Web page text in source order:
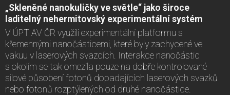
„Skleněné nanokuličky ve světle“ jako široce
laditelný nehermitovský experimentální systém
V ÚPT AV ČR využili experimentální platformu s
křemennými nanočásticemi, které byly zachycené ve
vakuu v laserových svazcích. Interakce nanočástic
s okolím se tak omezila pouze na dobře kontrolované
silové působení fotonů dopadajících laserových svazků
nebo fotonů rozptýlených od druhé nanočástice.